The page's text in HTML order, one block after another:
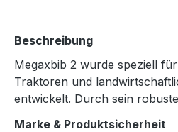
Beschreibung
Megaxbib 2 wurde speziell
Traktoren und
entwickelt. Durch sein
Marke & Produktsicherheit